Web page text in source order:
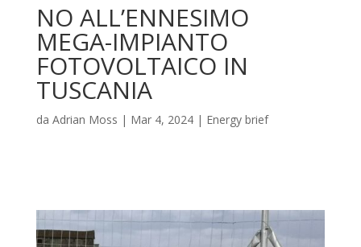
NO ALL’ENNESIMO
MEGA-IMPIANTO
FOTOVOLTAICO IN
TUSCANIA
da Adrian Moss | Mar 4, 2024| Energy brief